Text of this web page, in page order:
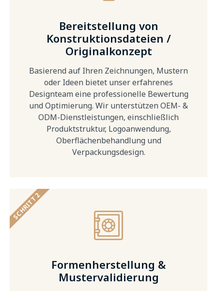
Bereitstellung von
Konstruktionsdateien /
Originalkonzept
Basierend auf Ihren Zeichnungen, Mustern
oder Ideen bietet unser erfahrenes
Designteam eine professionelle Bewertung
und Optimierung. Wir unterstützen OEM- &
ODM-Dienstleistungen, einschließlich
Produktstruktur, Logoanwendung,
Oberflächenbehandlung und
Verpackungsdesign.
Formenherstellung &
Mustervalidierung
SCHRITT 2